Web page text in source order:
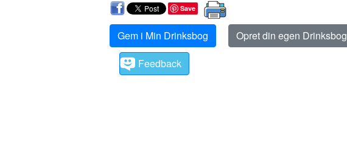
Save
Gem i Min Drinksbog Opret din egen Drinksbog
Feedback